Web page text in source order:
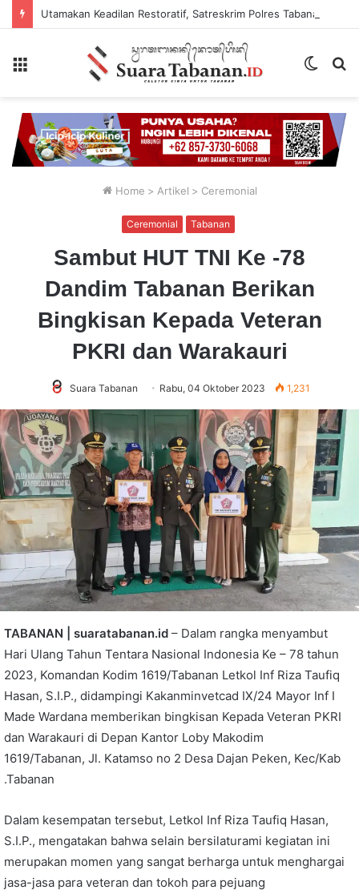
Switch
Home > Artikel > Ceremonial
Ceremonial Tabanan
Sambut HUT TNI Ke -78
Dandim Tabanan Berikan
Bingkisan Kepada Veteran
PKRI dan Warakauri
Suara Tabanan Rabu, 04 Oktober 2023 1,231
TABANAN | suaratabanan.id – Dalam rangka menyambut
Hari Ulang Tahun Tentara Nasional Indonesia Ke – 78 tahun
2023, Komandan Kodim 1619/Tabanan Letkol Inf Riza Taufiq
Hasan, S.I.P., didampingi Kakanminvetcad IX/24 Mayor Inf I
Made Wardana memberikan bingkisan Kepada Veteran PKRI
dan Warakauri di Depan Kantor Loby Makodim
1619/Tabanan, Jl. Katamso no 2 Desa Dajan Peken, Kec/Kab
.Tabanan
Dalam kesempatan tersebut, Letkol Inf Riza Taufiq Hasan,
S.I.P., mengatakan bahwa selain bersilaturami kegiatan ini
merupakan momen yang sangat berharga untuk menghargai
jasa-jasa para veteran dan tokoh para pejuang